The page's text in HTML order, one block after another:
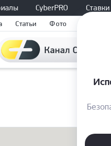
CyberPRO Ставки
Статьи Фото